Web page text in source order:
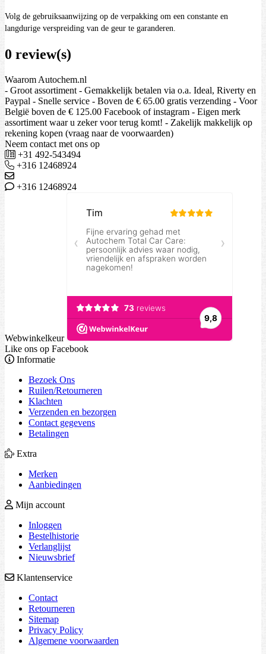
Volg de gebruiksaanwijzing op de verpakking om een constante en
langdurige verspreiding van de geur te garanderen.
0 review(s)
Waarom Autochem.nl
- Groot assortiment - Gemakkelijk betalen via o.a. Ideal, Riverty en
Paypal - Snelle service - Boven de € 65.00 gratis verzending - Voor
België boven de € 125.00 Facebook of instagram - Eigen merk
assortiment waar u zeker voor terug komt! - Zakelijk makkelijk op
rekening kopen (vraag naar de voorwaarden)
Neem contact met ons op
+31 492-543494
+316 12468924
+316 12468924
Webwinkelkeur
Like ons op Facebook
Informatie
Bezoek Ons
Ruilen/Retourneren
Klachten
Verzenden en bezorgen
Contact gegevens
Betalingen
Extra
Merken
Aanbiedingen
Mijn account
Inloggen
Bestelhistorie
Verlanglijst
Nieuwsbrief
Klantenservice
Contact
Retourneren
Sitemap
Privacy Policy
Algemene voorwaarden